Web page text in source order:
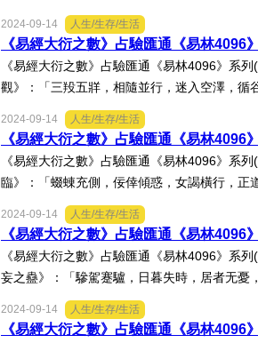
2024-09-14 人生/生存/生活
《易經大衍之數》占驗匯通《易林4096
《易經大衍之數》占驗匯通《易林4096》系
觀》：「三羖五牂，相隨並行，迷入空澤，循
2024-09-14 人生/生存/生活
《易經大衍之數》占驗匯通《易林4096
《易經大衍之數》占驗匯通《易林4096》系
臨》：「蝃蝀充側，佞倖傾惑，女謁橫行，正
2024-09-14 人生/生存/生活
《易經大衍之數》占驗匯通《易林4096
《易經大衍之數》占驗匯通《易林4096》系
妄之蠱》：「驂駕蹇驢，日暮失時，居者无憂
2024-09-14 人生/生存/生活
《易經大衍之數》占驗匯通《易林4096